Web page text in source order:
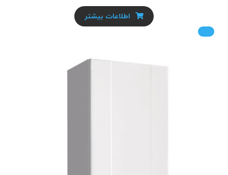
اطلاعات بیشتر